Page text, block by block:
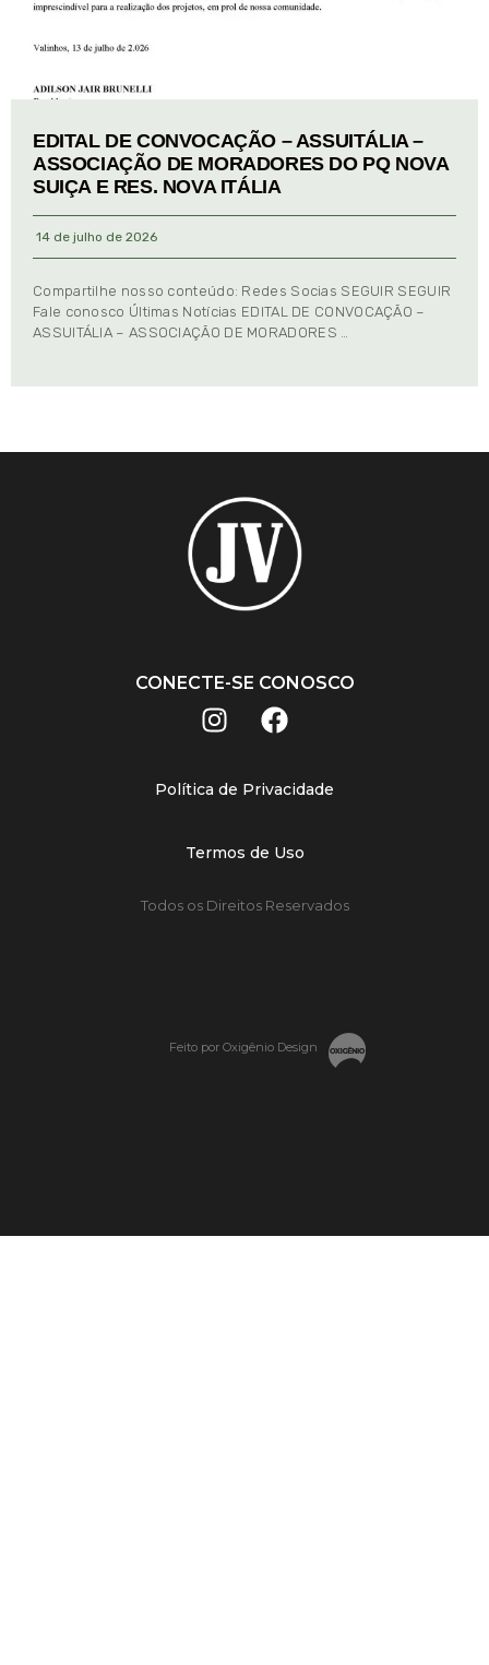
EDITAL DE CONVOCAÇÃO – ASSUITÁLIA –
ASSOCIAÇÃO DE MORADORES DO PQ NOVA
SUIÇA E RES. NOVA ITÁLIA
14 de julho de 2026
Compartilhe nosso conteúdo: Redes Socias SEGUIR SEGUIR
Fale conosco Últimas Notícias EDITAL DE CONVOCAÇÃO –
ASSUITÁLIA – ASSOCIAÇÃO DE MORADORES …
CONECTE-SE CONOSCO
Política de Privacidade
Termos de Uso
Todos os Direitos Reservados
Feito por Oxigênio Design